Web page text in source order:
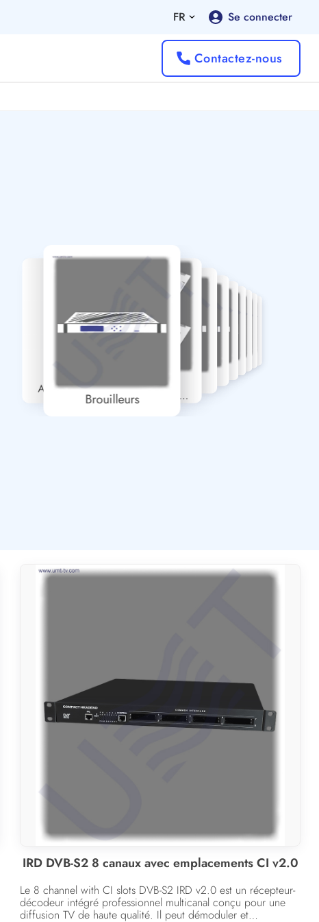
FR Se connecter
Contactez-nous
Amplificateurs UHF
Brouilleurs
Cartes DVB Pour
Équipements TV
Distribution RF
EncodeursMélangeurs
Modulatrices
Multiplexeurs
Streamers IP
IRD DVB-S2 8 canaux avec emplacements CI v2.0
Le 8 channel with CI slots DVB-S2 IRD v2.0 est un récepteur-
décodeur intégré professionnel multicanal conçu pour une
diffusion TV de haute qualité. Il peut démoduler et